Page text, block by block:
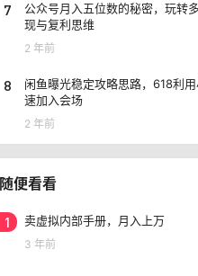
7
公众号月入五位数的秘密，玩转
现与复利思维
2 年前
8
闲鱼曝光稳定攻略思路，618利
速加入会场
2 年前
随便看看
1 卖虚拟内部手册，月入上万
3 年前